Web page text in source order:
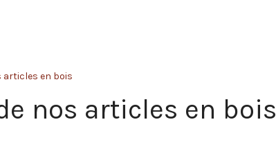
articles en bois
nos articles en bois